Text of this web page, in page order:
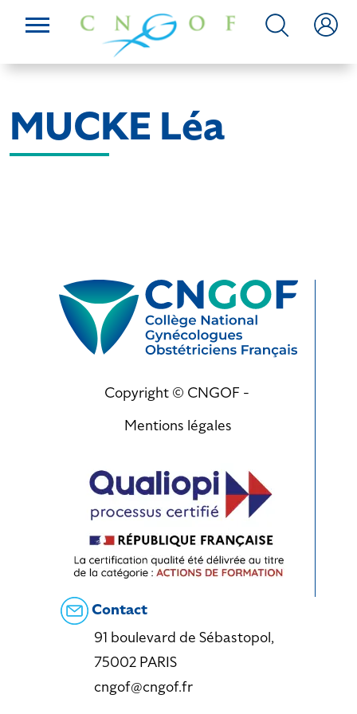
MUCKE Léa
Copyright © CNGOF -
Mentions légales
Contact
91 boulevard de Sébastopol,
75002 PARIS
cngof@cngof.fr